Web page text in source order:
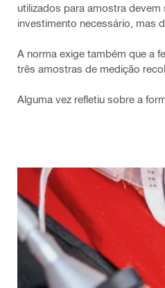
utilizados para amostra
investimento necessário, mas
A norma exige também que a
três amostras de medição
Alguma vez refletiu sobre a